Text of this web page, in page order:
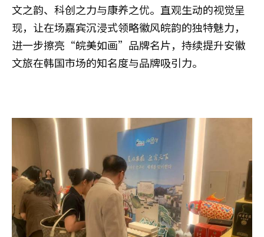
文之韵、科创之力与康养之优。直观生动的视觉呈
现，让在场嘉宾沉浸式领略徽风皖韵的独特魅力，
进一步擦亮“皖美如画”品牌名片，持续提升安徽
文旅在韩国市场的知名度与品牌吸引力。